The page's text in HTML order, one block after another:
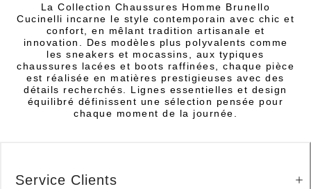
La Collection Chaussures Homme Brunello
Cucinelli incarne le style contemporain avec chic et
confort, en mêlant tradition artisanale et
innovation. Des modèles plus polyvalents comme
les sneakers et mocassins, aux typiques
chaussures lacées et boots raffinées, chaque pièce
est réalisée en matières prestigieuses avec des
détails recherchés. Lignes essentielles et design
équilibré définissent une sélection pensée pour
chaque moment de la journée.
Service Clients